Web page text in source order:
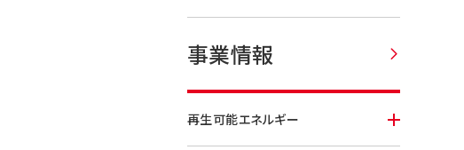
事業情報
再生可能エネルギー